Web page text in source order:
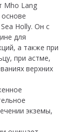
Mho Lang
Holly. Он с
для
а также при
при астме,
верхних
экземы,